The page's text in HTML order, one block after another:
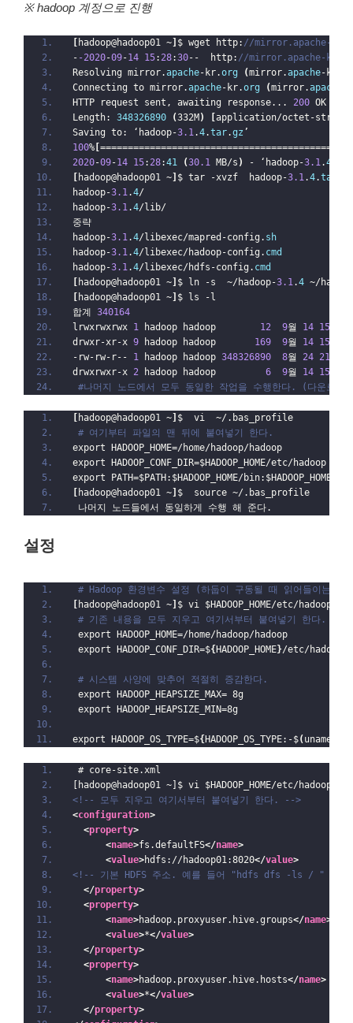
※ hadoop 계정으로 진행
[ hadoop@hadoop01 ~] $ wget http: //mirror.apache-
- -2020-09-14 15: 28:30--  http: //mirror.apache-
Resolving mirror.apache-kr.org (mirror.apache-kr.
Connecting to mirror.apache-kr.org (mirror.apache
HTTP request sent, awaiting response... 200 OK
Length: 348326890 (332M) [application/octet-stream
Saving to: ‘hadoop-3.1 .4.tar.gz ’
100% [
2020-09-14 15: 28:41 (30.1 MB/s ) - ‘hadoop-3.1 .4
[ hadoop@hadoop01 ~] $ tar -xvzf  hadoop-3.1 .4.tar
hadoop-3.1 .4/
hadoop-3.1 .4/lib/
중략
hadoop-3.1 .4/libexec/mapred-config. sh
hadoop-3.1 .4/libexec/hadoop-config. cmd
hadoop-3.1 .4/libexec/hdfs-config. cmd
[ hadoop@hadoop01 ~] $ ln -s  ~/hadoop-3.1 .4 ~/hadoop
[ hadoop@hadoop01 ~] $ ls -l
합계 340164
lrwxrwxrwx 1 hadoop hadoop 12 9월 14 15
drwxr-xr-x 9 hadoop hadoop 169 9월 14 15
-rw-rw-r-- 1 hadoop hadoop 348326890 8월 24 21
drwxrwxr-x 2 hadoop hadoop 6 9월 14 15
#나머지 노드에서 모두 동일한 작업을 수행한다. (다운로
[ hadoop@hadoop01 ~] $  vi  ~/.bas_profile
# 여기부터 파일의 맨 뒤에 붙여넣기 한다.
export HADOOP_HOME=/home/hadoop/hadoop
export HADOOP_CONF_DIR=$HADOOP_HOME/etc/hadoop
export PATH=$PATH:$HADOOP_HOME/bin:$HADOOP_HOME/
[ hadoop@hadoop01 ~] $  source ~/.bas_profile
나머지 노드들에서 동일하게 수행 해 준다.
설정
# Hadoop 환경변수 설정 (하둡이 구동될 때 읽어들이는 환
hadoop@hadoop01 ~ $ vi $HADOOP_HOME/etc/hadoop/
# 기존 내용을 모두 지우고 여기서부터 붙여넣기 한다.
export HADOOP_HOME=/home/hadoop/hadoop
export HADOOP_CONF_DIR=${ HADOOP_HOME}/etc/hadoop
# 시스템 사양에 맞추어 적절히 증감한다.
export HADOOP_HEAPSIZE_MAX= 8g
export HADOOP_HEAPSIZE_MIN=8g
export HADOOP_OS_TYPE=${ HADOOP_OS_TYPE:-$( uname -s
# core-site.xml
[hadoop@hadoop01 ~]$ vi $HADOOP_HOME/etc/hadoop/
<!-- 모두 지우고 여기서부터 붙여넣기 한다. -->
<configuration>
<property>
<name>fs.defaultFS</name>
<value>hdfs://hadoop01:8020</value>
<!-- 기본 HDFS 주소. 예를 들어 "hdfs dfs -ls / " 를 수
</property>
<property>
<name>hadoop.proxyuser.hive.groups</name>
<value>*</value>
</property>
<property>
<name>hadoop.proxyuser.hive.hosts</name>
<value>*</value>
</property>